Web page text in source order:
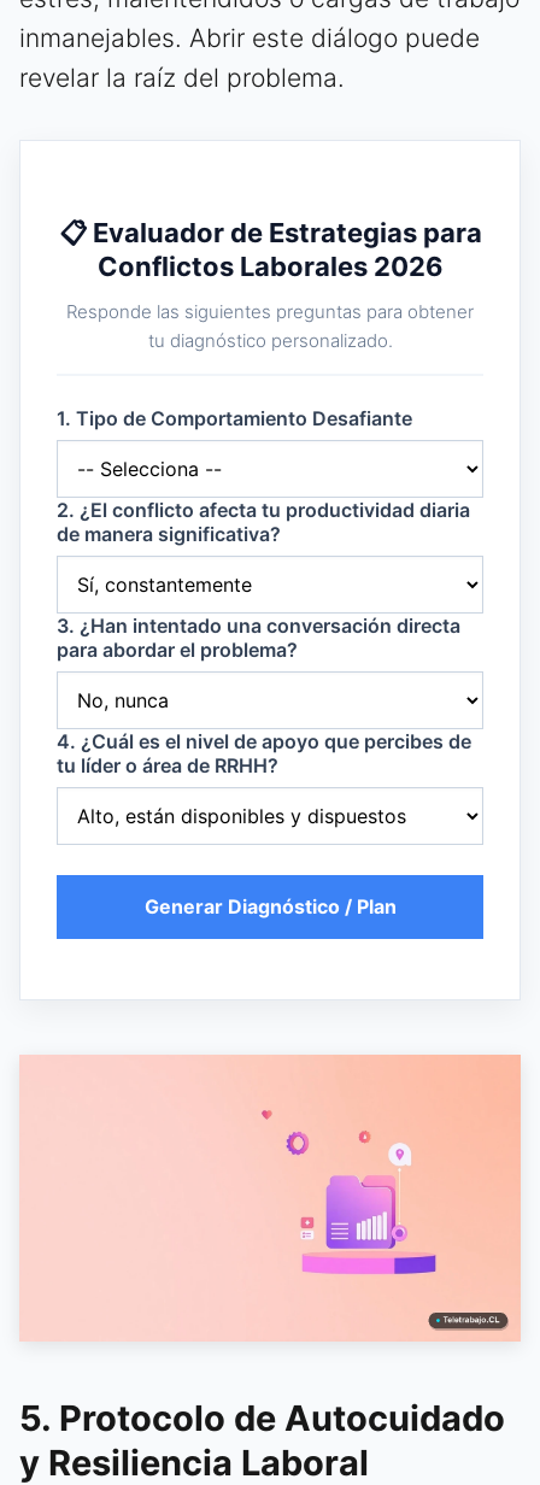
inmanejables. Abrir este diálogo puede
revelar la raíz del problema.
📋 Evaluador de Estrategias para
Conflictos Laborales 2026
Responde las siguientes preguntas para obtener
tu diagnóstico personalizado.
1. Tipo de Comportamiento Desafiante
2. ¿El conflicto afecta tu productividad diaria
de manera significativa?
3. ¿Han intentado una conversación directa
para abordar el problema?
4. ¿Cuál es el nivel de apoyo que percibes de
tu líder o área de RRHH?
Generar Diagnóstico / Plan
5. Protocolo de Autocuidado
y Resiliencia Laboral